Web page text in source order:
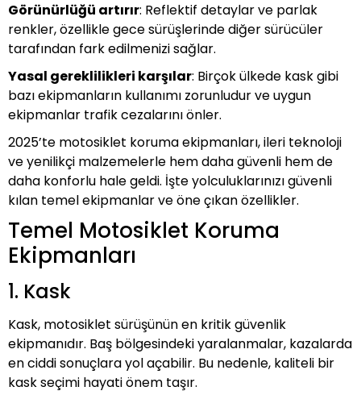
S
MOTOSIKLET VITES ÇORABI
ÖZEL SIPARIŞ
SIS FARI
TELEFON / NAVIGASYON
Görünürlüğü artırır: Reflektif detaylar ve parlak
renkler, özellikle gece sürüşlerinde diğer sürücüler
tarafından fark edilmenizi sağlar.
Yasal gereklilikleri karşılar: Birçok ülkede kask gibi
bazı ekipmanların kullanımı zorunludur ve uygun
ekipmanlar trafik cezalarını önler.
2025’te motosiklet koruma ekipmanları, ileri teknoloji
ve yenilikçi malzemelerle hem daha güvenli hem de
daha konforlu hale geldi. İşte yolculuklarınızı güvenli
kılan temel ekipmanlar ve öne çıkan özellikler.
Temel Motosiklet Koruma
Ekipmanları
1. Kask
Kask, motosiklet sürüşünün en kritik güvenlik
ekipmanıdır. Baş bölgesindeki yaralanmalar, kazalarda
en ciddi sonuçlara yol açabilir. Bu nedenle, kaliteli bir
kask seçimi hayati önem taşır.